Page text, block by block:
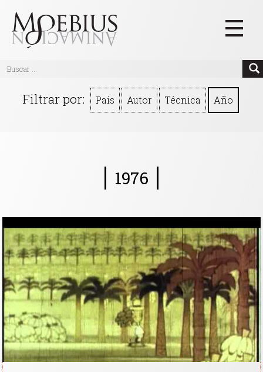
Videos
Eventos
Quiénes Somos
Manifiesto
Contacto
Filtrar por: País Autor Técnica Año
1976